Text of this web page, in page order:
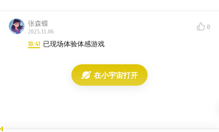
本期采访我们邀请到了 Action&Link 的创始人戎思佳。
新，推广更健康、有趣、可持续的生活方式。
张森蝶
2025.11.06
0
18:41 已现场体验体感游戏
在小宇宙打开